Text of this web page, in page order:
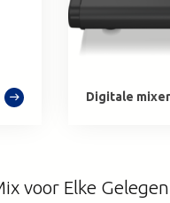
Digitale
voor Elke